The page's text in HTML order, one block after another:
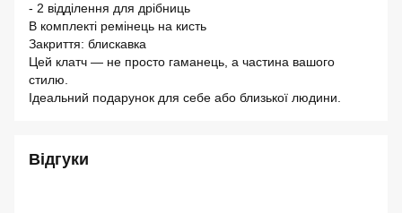
- 2 відділення для дрібниць
В комплекті ремінець на кисть
Закриття: блискавка
Цей клатч — не просто гаманець, а частина вашого
стилю.
Ідеальний подарунок для себе або близької людини.
Відгуки